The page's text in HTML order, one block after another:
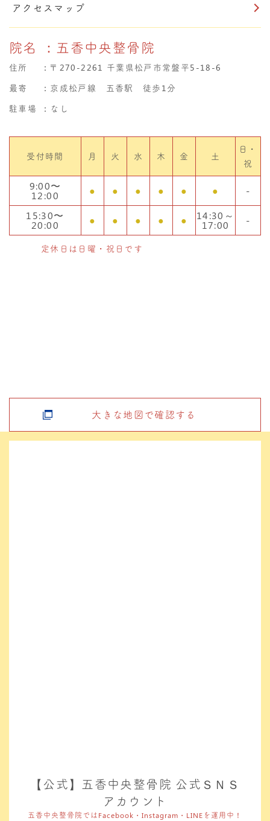
アクセスマップ
院名 ：五香中央整骨院
住所 ： 〒270-2261 千葉県松戸市常盤平5-18-6
最寄
：京成松戸線 五香駅 徒歩1分
駐車場
：なし
受付時間 月 火 水 木 金 土
日・
祝
9:00〜
12:00 ● ● ● ● ● ●
-
15:30〜
20:00 ● ● ● ● ● 14:30～
17:00 -
定休日は日曜・祝日です
大きな地図で確認する
【公式】五香中央整骨院 公式ＳＮＳ
アカウント
五香中央整骨院ではFacebook・Instagram・LINEを運用中！